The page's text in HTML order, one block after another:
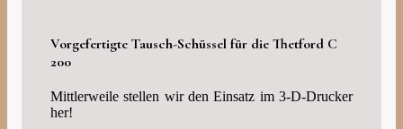
Vorgefertigte Tausch-Schüssel für die Thetford C
200
Mittlerweile stellen wir den Einsatz im 3-D-Drucker
her!